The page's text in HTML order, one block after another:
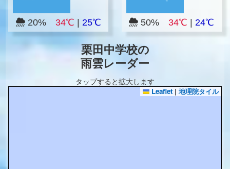
20% 34℃ 25℃ 50%34℃ |24℃
栗田中学校の
雨雲レーダー
タップすると拡大します
Leaflet | 地理院タイル